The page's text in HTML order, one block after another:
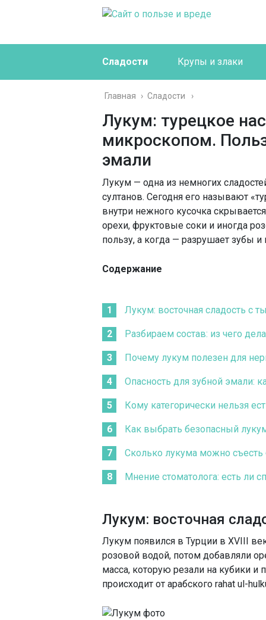
Сладости Крупы и злаки
Главная › Сладости
Лукум: турецкое
микроскопом.
эмали
Лукум — одна из немногих
султанов. Сегодня его называют
внутри нежного кусочка
орехи, фруктовые соки и иногда
пользу, а когда — разрушает зубы и
Содержание
Лукум: восточная сладость с
Разбираем состав: из чего
Почему лукум полезен для
Опасность для зубной эмали:
Кому категорически нельзя
Как выбрать безопасный
Сколько лукума можно съесть
Мнение стоматолога: есть ли
Лукум: восточная
Лукум появился в Турции в XVIII
розовой водой, потом добавляли
масса, которую резали на кубики и
происходит от арабского rahat ul-